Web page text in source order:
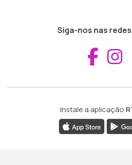
Siga-nos nas
Instale a aplicação